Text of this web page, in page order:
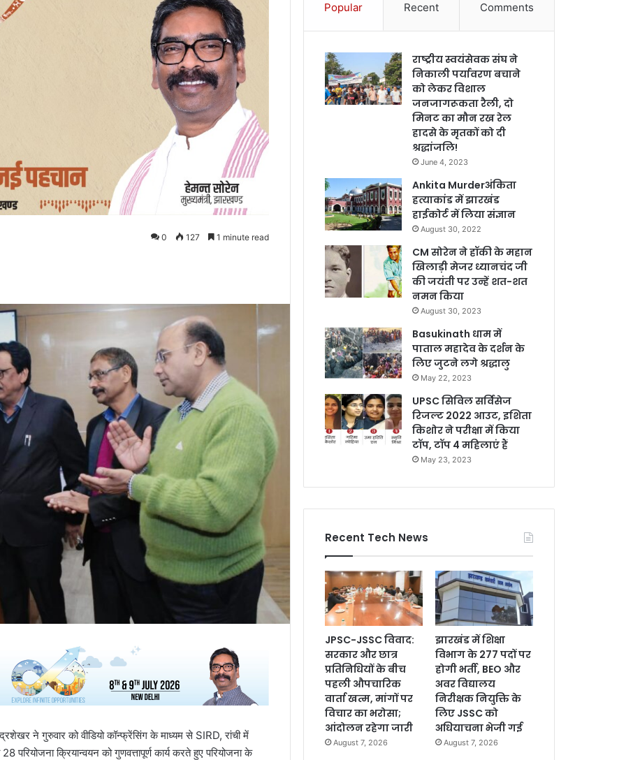
0 127 1 minute read
ने गुरुवार को वीडियो कॉन्फ्रेंसिंग के माध्यम से SIRD, रांची में
क्रियान्वयन को गुणवत्तापूर्ण कार्य करते हुए परियोजना के
Popular Recent Comments
राष्ट्रीय स्वयंसेवक संघ ने
निकाली पर्यावरण बचाने
को लेकर विशाल
जनजागरूकता रैली, दो
मिनट का मौन रख रेल
हादसे के मृतकों को दी
श्रद्धांजलि!
June 4, 2023
Ankita Murderअंकिता
हत्याकांड में झारखंड
हाईकोर्ट में लिया संज्ञान
August 30, 2022
CM सोरेन ने हॉकी के महान
खिलाड़ी मेजर ध्यानचंद जी
की जयंती पर उन्हें शत-शत
नमन किया
August 30, 2023
Basukinath धाम में
पाताल महादेव के दर्शन के
लिए जुटने लगे श्रद्धालु
May 22, 2023
UPSC सिविल सर्विसेज
रिजल्ट 2022 आउट, इशिता
किशोर ने परीक्षा में किया
टॉप, टॉप 4 महिलाएं हैं
May 23, 2023
Recent Tech News
JPSC-JSSC विवाद:
सरकार और छात्र
प्रतिनिधियों के बीच
पहली औपचारिक
वार्ता खत्म, मांगों पर
विचार का भरोसा;
आंदोलन रहेगा जारी
August 7, 2026
झारखंड में शिक्षा
विभाग के 277 पदों पर
होगी भर्ती, BEO और
अवर विद्यालय
निरीक्षक नियुक्ति के
लिए JSSC को
अधियाचना भेजी गई
August 7, 2026